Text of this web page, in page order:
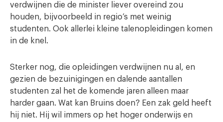
verdwijnen die de minister liever overeind zou
houden, bijvoorbeeld in regio’s met weinig
studenten. Ook allerlei kleine talenopleidingen komen
in de knel.
Sterker nog, die opleidingen verdwijnen nu al, en
gezien de bezuinigingen en dalende aantallen
studenten zal het de komende jaren alleen maar
harder gaan. Wat kan Bruins doen? Een zak geld heeft
hij niet. Hij wil immers op het hoger onderwijs en